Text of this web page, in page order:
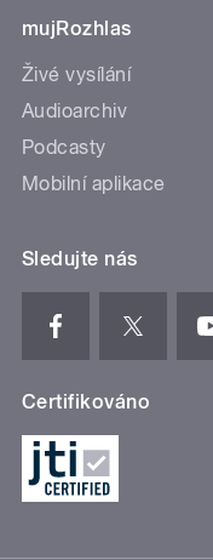
mujRozhlas
Živé vysílání
Audioarchiv
Podcasty
Mobilní aplikace
Sledujte nás
Certifikováno